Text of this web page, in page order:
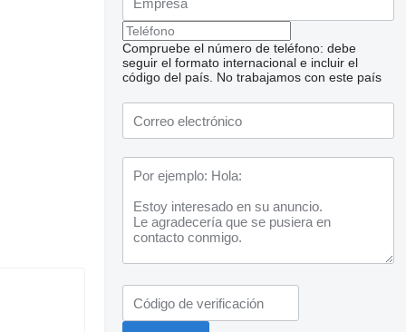
Solicitar fotos
adicionales
Compruebe el número de teléfono: debe
seguir el formato internacional e incluir el
código del país. No trabajamos con este país